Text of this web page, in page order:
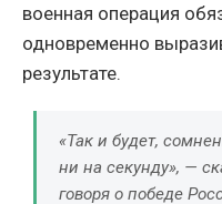
военная операция
одновременно
результате.
«Так и будет,
ни на секунду», —
говоря о победе